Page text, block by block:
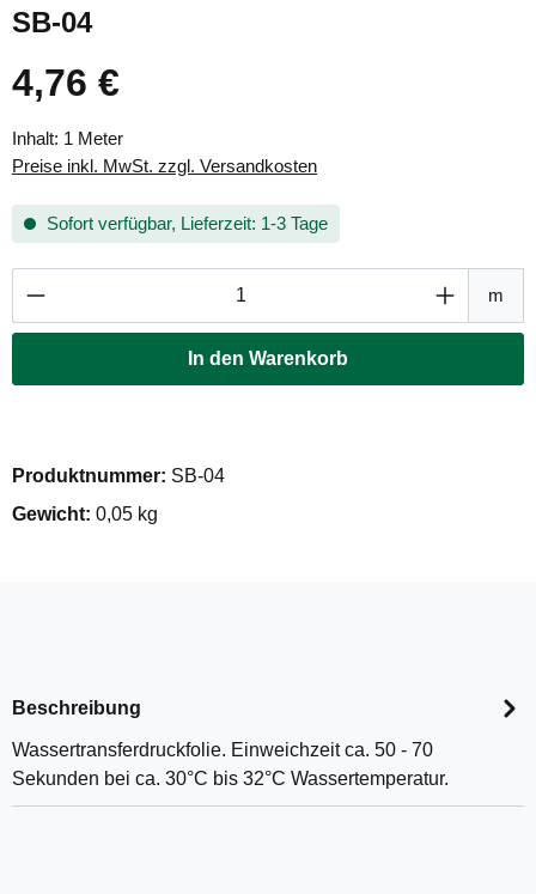
SB-04
Regulärer Preis:
4,76 €
Inhalt: 1 Meter
Preise inkl. MwSt. zzgl. Versandkosten
Sofort verfügbar, Lieferzeit: 1-3 Tage
Produkt Anzahl: Gib den gewünschten m
In den Warenkorb
Produktnummer: SB-04
Gewicht: 0,05 kg
Beschreibung
Wassertransferdruckfolie. Einweichzeit ca. 50 - 70
Sekunden bei ca. 30°C bis 32°C Wassertemperatur.